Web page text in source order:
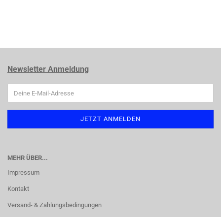
Newsletter Anmeldung
MEHR ÜBER...
Impressum
Kontakt
Versand- & Zahlungsbedingungen